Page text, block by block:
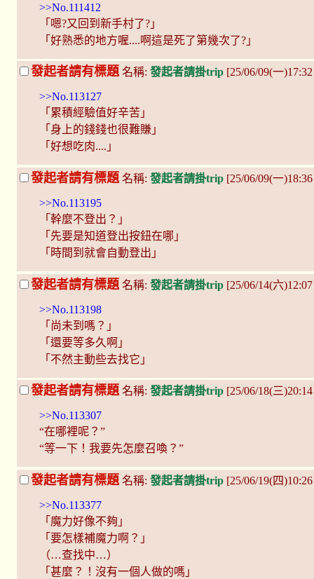
>>No.111412
「嗯?又回到新手村了?」
「好熟悉的地方喔....啊這是死了第幾次了?」
發起者請有標題 名稱: 發起者請掛trip [25/06/09(一
>>No.113127
「累積經驗值好辛苦」
「身上的錢錢也很難賺」
「好想吃肉....」
發起者請有標題 名稱: 發起者請掛trip [25/06/09(一
>>No.113195
「幹麼不登出？」
「先要是知道登出按鈕在哪」
「時間到就會自動登出」
發起者請有標題 名稱: 發起者請掛trip [25/06/14(六
>>No.113198
「尚未到嗎？」
「還要等多久啊」
「不然主動些去找它」
發起者請有標題 名稱: 發起者請掛trip [25/06/18(三
>>No.113307
“在哪裡呢？”
“等一下！我要先怎麼召喚？”
發起者請有標題 名稱: 發起者請掛trip [25/06/19(四
>>No.113377
「魔力好像不夠」
「要怎樣補魔力啊？」
（…查找中…）
「甚麼？！沒有一個人做的嗎」